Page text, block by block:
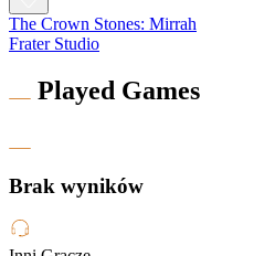
The Crown Stones: Mirrah
Frater Studio
Played Games
Brak wyników